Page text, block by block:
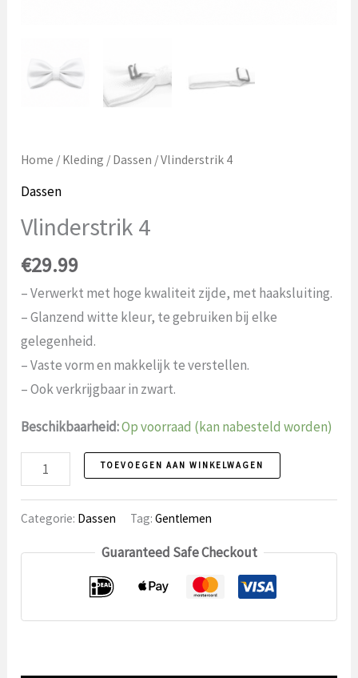
Home / Kleding / Dassen / Vlinderstrik 4
Dassen
Vlinderstrik 4
€29.99
– Verwerkt met hoge kwaliteit zijde, met haaksluiting.
– Glanzend witte kleur, te gebruiken bij elke
gelegenheid.
– Vaste vorm en makkelijk te verstellen.
– Ook verkrijgbaar in zwart.
Beschikbaarheid:Op voorraad (kan nabesteld worden)
Vlinderstrik
4
aantal
TOEVOEGEN AAN WINKELWAGEN
Categorie: Dassen Tag:Gentlemen
Guaranteed Safe Checkout